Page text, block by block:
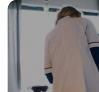
ööpäeva külmal põrandal.